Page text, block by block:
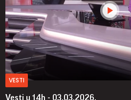
VESTI
Vesti u 14h - 03.03.2026.